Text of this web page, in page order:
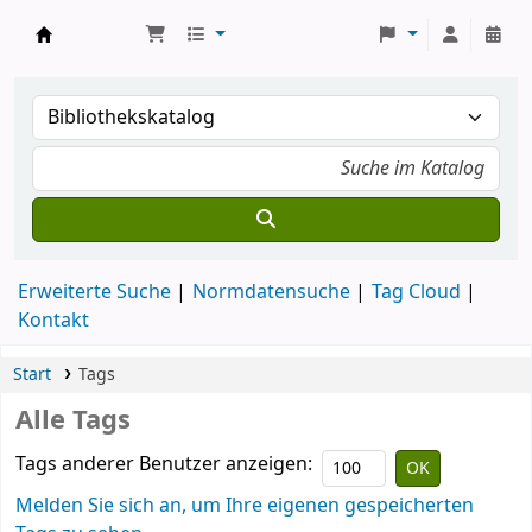
Erweiterte Suche Normdatensuche
Tag Cloud
Kontakt
Start Tags
Alle Tags
Tags anderer Benutzer anzeigen:
Melden Sie sich an, um Ihre eigenen gespeicherten